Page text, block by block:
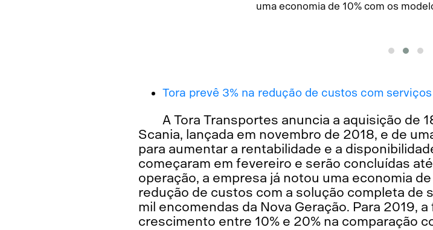
uma economia de 10% com os
Tora prevê 3% na redução de custos com
A Tora Transportes anuncia a aquisição de
Scania, lançada em novembro de 2018, e de
para aumentar a rentabilidade e a
começaram em fevereiro e serão concluídas
operação, a empresa já notou uma economia
redução de custos com a solução completa de
mil encomendas da Nova Geração. Para 2019,
crescimento entre 10% e 20% na comparação